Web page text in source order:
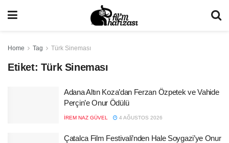
Home Tag Türk Sineması
Etiket: Türk Sineması
Adana Altın Koza’dan Ferzan Özpetek ve Vahide
Perçin’e Onur Ödülü
İREM NAZ GÜVEL 4 AĞUSTOS 2026
Çatalca Film Festivali’nden Hale Soygazi’ye Onur